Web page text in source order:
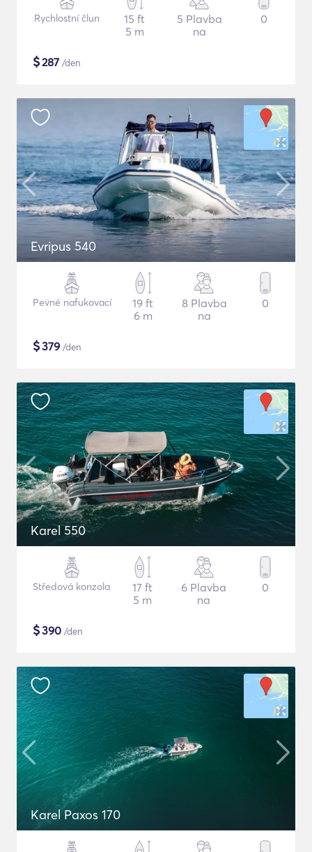
Rychlostní člun
15 ft
5 m
5 Plavba
na
0
$287 /den
Evripus 540
Pevné nafukovací
19 ft
6 m
8 Plavba
na
0
$379 /den
Karel 550
Středová konzola
17 ft
5 m
6 Plavba
na
0
$390 /den
Karel Paxos 170